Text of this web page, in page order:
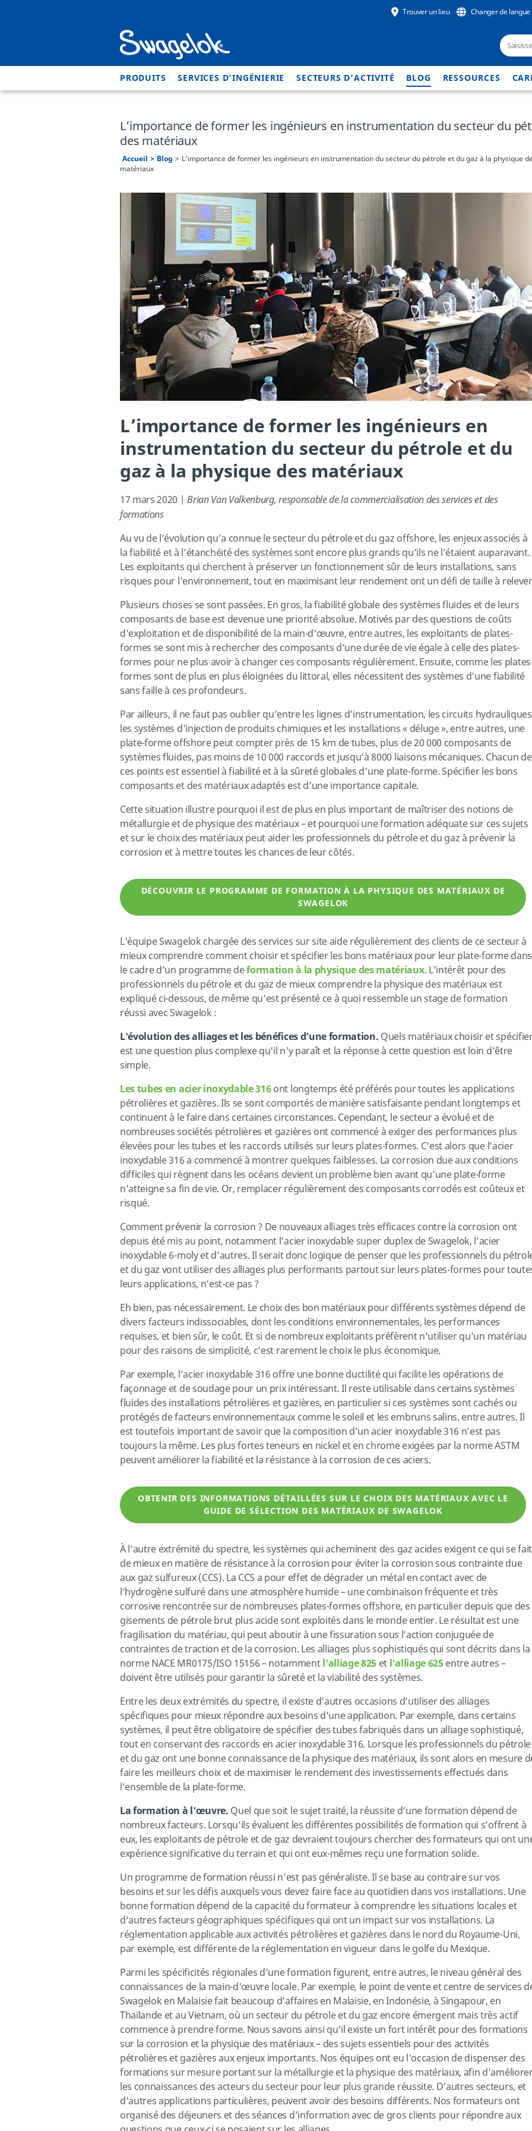
Trouver un lieu Changer de langue
PRODUITS SERVICES D’INGÉNIERIE SECTEURS D’ACTIVITÉ BLOG RESSOURCES
L’importance de former les ingénieurs en instrumentation du secteur du
des matériaux
Accueil Blog
L’importance de former les ingénieurs en instrumentation du secteur du pétrole et du gaz à la physique
matériaux
L’importance de former les ingénieurs en
instrumentation du secteur du pétrole et du
gaz à la physique des matériaux
17 mars 2020 |Brian Van Valkenburg, responsable de la commercialisation des services et des
formations
Au vu de l’évolution qu’a connue le secteur du pétrole et du gaz offshore, les enjeux associés à
la fiabilité et à l’étanchéité des systèmes sont encore plus grands qu’ils ne l’étaient auparavant.
Les exploitants qui cherchent à préserver un fonctionnement sûr de leurs installations, sans
risques pour l'environnement, tout en maximisant leur rendement ont un défi de taille à
Plusieurs choses se sont passées. En gros, la fiabilité globale des systèmes fluides et de leurs
composants de base est devenue une priorité absolue. Motivés par des questions de coûts
d'exploitation et de disponibilité de la main-d'œuvre, entre autres, les exploitants de plates-
formes se sont mis à rechercher des composants d’une durée de vie égale à celle des plates-
formes pour ne plus avoir à changer ces composants régulièrement. Ensuite, comme les
formes sont de plus en plus éloignées du littoral, elles nécessitent des systèmes d’une fiabilité
sans faille à ces profondeurs.
Par ailleurs, il ne faut pas oublier qu’entre les lignes d’instrumentation, les circuits
les systèmes d’injection de produits chimiques et les installations « déluge », entre autres, une
plate-forme offshore peut compter près de 15 km de tubes, plus de 20 000 composants de
systèmes fluides, pas moins de 10 000 raccords et jusqu’à 8000 liaisons mécaniques. Chacun de
ces points est essentiel à fiabilité et à la sûreté globales d’une plate-forme. Spécifier les bons
composants et des matériaux adaptés est d’une importance capitale.
Cette situation illustre pourquoi il est de plus en plus important de maîtriser des notions de
métallurgie et de physique des matériaux – et pourquoi une formation adéquate sur ces sujets
et sur le choix des matériaux peut aider les professionnels du pétrole et du gaz à prévenir la
corrosion et à mettre toutes les chances de leur côtés.
DÉCOUVRIR LE PROGRAMME DE FORMATION À LA PHYSIQUE DES MATÉRIAUX DE
SWAGELOK
L'équipe Swagelok chargée des services sur site aide régulièrement des clients de ce secteur à
mieux comprendre comment choisir et spécifier les bons matériaux pour leur plate-forme dans
le cadre d’un programme deformation à la physique des matériaux. L’intérêt pour des
professionnels du pétrole et du gaz de mieux comprendre la physique des matériaux est
expliqué ci-dessous, de même qu’est présenté ce à quoi ressemble un stage de formation
réussi avec Swagelok :
L'évolution des alliages et les bénéfices d’une formation. Quels matériaux choisir et
est une question plus complexe qu'il n'y paraît et la réponse à cette question est loin d'être
simple.
Les tubes en acier inoxydable 316ont longtemps été préférés pour toutes les applications
pétrolières et gazières. Ils se sont comportés de manière satisfaisante pendant longtemps et
continuent à le faire dans certaines circonstances. Cependant, le secteur a évolué et de
nombreuses sociétés pétrolières et gazières ont commencé à exiger des performances plus
élevées pour les tubes et les raccords utilisés sur leurs plates-formes. C’est alors que l’acier
inoxydable 316 a commencé à montrer quelques faiblesses. La corrosion due aux conditions
difficiles qui règnent dans les océans devient un problème bien avant qu’une plate-forme
n’atteigne sa fin de vie. Or, remplacer régulièrement des composants corrodés est coûteux et
risqué.
Comment prévenir la corrosion ? De nouveaux alliages très efficaces contre la corrosion ont
depuis été mis au point, notamment l’acier inoxydable super duplex de Swagelok, l’acier
inoxydable 6-moly et d’autres. Il serait donc logique de penser que les professionnels du
et du gaz vont utiliser des alliages plus performants partout sur leurs plates-formes pour
leurs applications, n’est-ce pas ?
Eh bien, pas nécessairement. Le choix des bon matériaux pour différents systèmes dépend de
divers facteurs indissociables, dont les conditions environnementales, les performances
requises, et bien sûr, le coût. Et si de nombreux exploitants préfèrent n’utiliser qu’un matériau
pour des raisons de simplicité, c’est rarement le choix le plus économique.
Par exemple, l’acier inoxydable 316 offre une bonne ductilité qui facilite les opérations de
façonnage et de soudage pour un prix intéressant. Il reste utilisable dans certains systèmes
fluides des installations pétrolières et gazières, en particulier si ces systèmes sont cachés ou
protégés de facteurs environnementaux comme le soleil et les embruns salins, entre autres. Il
est toutefois important de savoir que la composition d’un acier inoxydable 316 n’est pas
toujours la même. Les plus fortes teneurs en nickel et en chrome exigées par la norme ASTM
peuvent améliorer la fiabilité et la résistance à la corrosion de ces aciers.
OBTENIR DES INFORMATIONS DÉTAILLÉES SUR LE CHOIX DES MATÉRIAUX AVEC LE
GUIDE DE SÉLECTION DES MATÉRIAUX DE SWAGELOK
À l'autre extrémité du spectre, les systèmes qui acheminent des gaz acides exigent ce qui se fait
de mieux en matière de résistance à la corrosion pour éviter la corrosion sous contrainte due
aux gaz sulfureux (CCS). La CCS a pour effet de dégrader un métal en contact avec de
l’hydrogène sulfuré dans une atmosphère humide – une combinaison fréquente et très
corrosive rencontrée sur de nombreuses plates-formes offshore, en particulier depuis que des
gisements de pétrole brut plus acide sont exploités dans le monde entier. Le résultat est une
fragilisation du matériau, qui peut aboutir à une fissuration sous l’action conjuguée de
contraintes de traction et de la corrosion. Les alliages plus sophistiqués qui sont décrits dans la
norme NACE MR0175/ISO 15156 – notammentl’alliage 825 et l’alliage 625 entre autres –
doivent être utilisés pour garantir la sûreté et la viabilité des systèmes.
Entre les deux extrémités du spectre, il existe d’autres occasions d’utiliser des alliages
spécifiques pour mieux répondre aux besoins d’une application. Par exemple, dans certains
systèmes, il peut être obligatoire de spécifier des tubes fabriqués dans un alliage sophistiqué,
tout en conservant des raccords en acier inoxydable 316. Lorsque les professionnels du pétrole
et du gaz ont une bonne connaissance de la physique des matériaux, ils sont alors en mesure
faire les meilleurs choix et de maximiser le rendement des investissements effectués dans
l’ensemble de la plate-forme.
La formation à l’œuvre. Quel que soit le sujet traité, la réussite d’une formation dépend de
nombreux facteurs. Lorsqu’ils évaluent les différentes possibilités de formation qui s’offrent à
eux, les exploitants de pétrole et de gaz devraient toujours chercher des formateurs qui ont
expérience significative du terrain et qui ont eux-mêmes reçu une formation solide.
Un programme de formation réussi n’est pas généraliste. Il se base au contraire sur vos
besoins et sur les défis auxquels vous devez faire face au quotidien dans vos installations. Une
bonne formation dépend de la capacité du formateur à comprendre les situations locales et
d’autres facteurs géographiques spécifiques qui ont un impact sur vos installations. La
réglementation applicable aux activités pétrolières et gazières dans le nord du Royaume-Uni,
par exemple, est différente de la réglementation en vigueur dans le golfe du Mexique.
Parmi les spécificités régionales d’une formation figurent, entre autres, le niveau général des
connaissances de la main-d'œuvre locale. Par exemple, le point de vente et centre de services
Swagelok en Malaisie fait beaucoup d’affaires en Malaisie, en Indonésie, à Singapour, en
Thaïlande et au Vietnam, où un secteur du pétrole et du gaz encore émergent mais très actif
commence à prendre forme. Nous savons ainsi qu'il existe un fort intérêt pour des formations
sur la corrosion et la physique des matériaux – des sujets essentiels pour des activités
pétrolières et gazières aux enjeux importants. Nos équipes ont eu l'occasion de dispenser des
formations sur mesure portant sur la métallurgie et la physique des matériaux, afin
les connaissances des acteurs du secteur pour leur plus grande réussite. D'autres secteurs, et
d'autres applications particulières, peuvent avoir des besoins différents. Nos formateurs ont
organisé des déjeuners et des séances d’information avec de gros clients pour répondre aux